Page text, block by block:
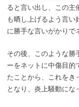
ると言い出し、この主
も晒し上げるよう言
に勝手な言いがかりで
その後、このような勝
ーをネットに中傷目的
たことから、これをき
となり、炎上騒動にな